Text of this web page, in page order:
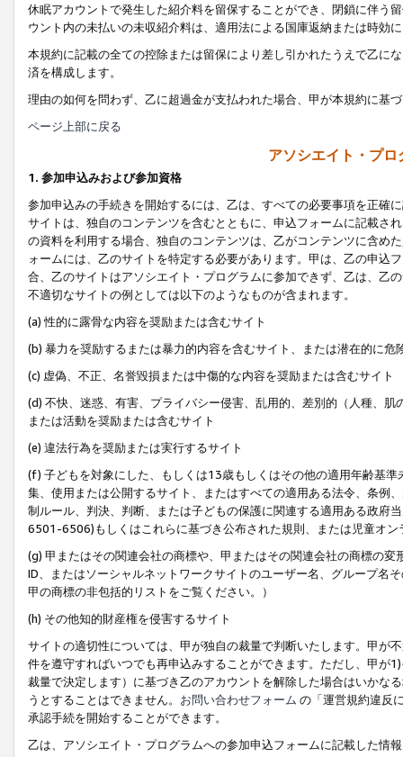
休眠アカウントで発生した紹介料を留保することができ、閉鎖に伴う
ウント内の未払いの未収紹介料は、適用法による国庫返納または時効
本規約に記載の全ての控除または留保により差し引かれたうえで乙に
済を構成します。
理由の如何を問わず、乙に超過金が支払われた場合、甲が本規約に基
ページ上部に戻る
アソシエイト・プ
1. 参加申込みおよび参加資格
参加申込みの手続きを開始するには、乙は、すべての必要事項を正確
サイトは、独自のコンテンツを含むとともに、申込フォームに記載さ
の資料を利用する場合、独自のコンテンツは、乙がコンテンツに含め
ォームには、乙のサイトを特定する必要があります。甲は、乙の申込
合、乙のサイトはアソシエイト・プログラムに参加できず、乙は、乙
不適切なサイトの例としては以下のようなものが含まれます。
(a) 性的に露骨な内容を奨励または含むサイト
(b) 暴力を奨励するまたは暴力的内容を含むサイト、または潜在的に
(c) 虚偽、不正、名誉毀損または中傷的な内容を奨励または含むサイト
(d) 不快、迷惑、有害、プライバシー侵害、乱用的、差別的（人種、
または活動を奨励または含むサイト
(e) 違法行為を奨励または実行するサイト
(f) 子どもを対象にした、もしくは13歳もしくはその他の適用年齢基
集、使用または公開するサイト、またはすべての適用ある法令、条例
制ルール、判決、判断、または子どもの保護に関連する適用ある政府
6501-6506)もしくはこれらに基づき公布された規則、または児童オン
(g) 甲またはその関連会社の商標や、甲またはその関連会社の商標の
ID、またはソーシャルネットワークサイトのユーザー名、グループ名
甲の商標の非包括的リストをご覧ください。）
(h) その他知的財産権を侵害するサイト
サイトの適切性については、甲が独自の裁量で判断いたします。甲が
件を遵守すればいつでも再申込みすることができます。ただし、甲が
裁量で決定します）に基づき乙のアカウントを解除した場合はいかな
うとすることはできません。 お問い合わせフォーム の「運営規約違反
承認手続を開始することができます。
乙は、アソシエイト・プログラムへの参加申込フォームに記載した情